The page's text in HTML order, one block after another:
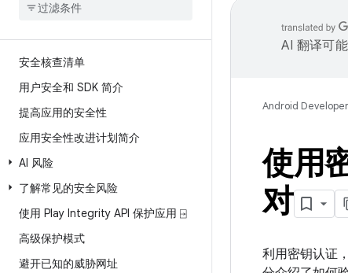
安全核查清单
用户安全和 SDK 简介
提高应用的安全性
应用安全性改进计划简介
AI 风险
了解常见的安全风险
使用 Play Integrity API 保护应用 ⍈
高级保护模式
避开已知的威胁网址
AI 翻译可能
Android
使用
对
利用密钥认证